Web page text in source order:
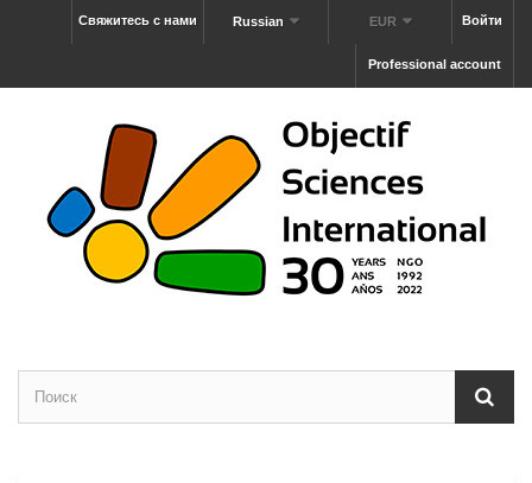
Войти
EUR
Russian
Свяжитесь с нами
Professional account